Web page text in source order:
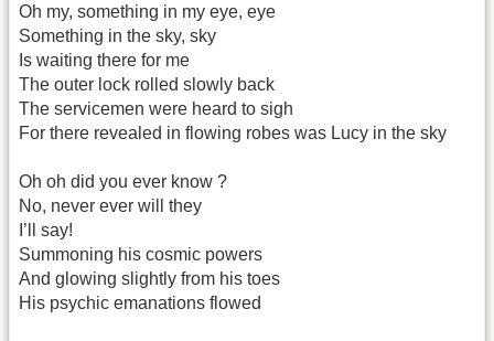
Oh my, something in my eye, eye
Something in the sky, sky
Is waiting there for me
The outer lock rolled slowly back
The servicemen were heard to sigh
For there revealed in flowing robes was Lucy in the sky
Oh oh did you ever know ?
No, never ever will they
I’ll say!
Summoning his cosmic powers
And glowing slightly from his toes
His psychic emanations flowed